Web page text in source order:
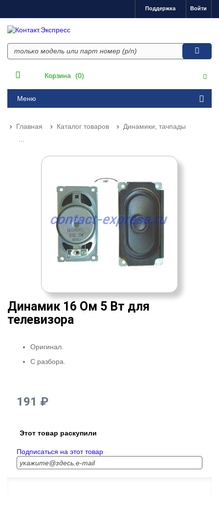
Войти
Поддержка
Корзина (0)
Меню
Главная Каталог товаров
Динамики, тачпады
Динамик 16 Ом 5 Вт для
телевизора
Оригинал.
С разбора.
191 ₽
Этот товар раскупили
Подписаться на этот товар